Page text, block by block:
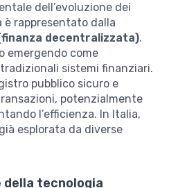
dell’evoluzione dei
rappresentato dalla
decentralizzata).
emergendo come
sistemi finanziari.
pubblico sicuro e
potenzialmente
l’efficienza. In Italia,
esplorata da diverse
tecnologia